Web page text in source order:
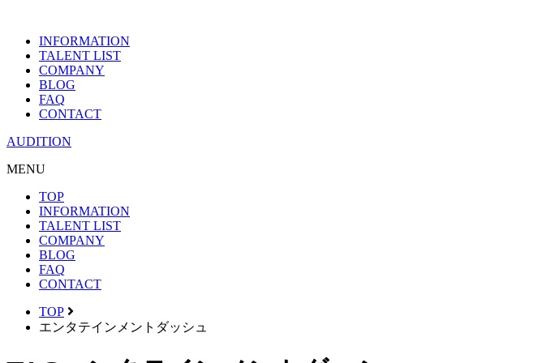
INFORMATION
TALENT LIST
COMPANY
BLOG
FAQ
CONTACT
AUDITION
MENU
TOP
INFORMATION
TALENT LIST
COMPANY
BLOG
FAQ
CONTACT
TOP
エンタテインメントダッシュ